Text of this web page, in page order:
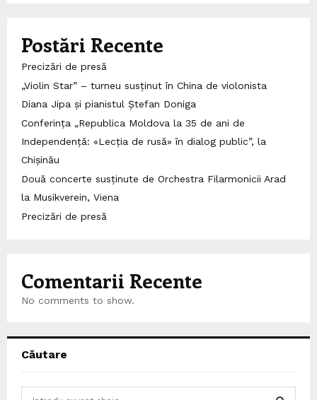
Postări Recente
Precizări de presă
„Violin Star” – turneu susținut în China de violonista
Diana Jipa și pianistul Ștefan Doniga
Conferința „Republica Moldova la 35 de ani de
Independență: «Lecția de rusă» în dialog public”, la
Chișinău
Două concerte susținute de Orchestra Filarmonicii Arad
la Musikverein, Viena
Precizări de presă
Comentarii Recente
No comments to show.
Căutare